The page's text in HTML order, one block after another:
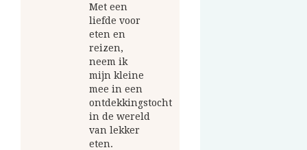
Met een
liefde voor
eten en
reizen,
neem ik
mijn kleine
mee in een
ontdekkingstocht
in de wereld
van lekker
eten.